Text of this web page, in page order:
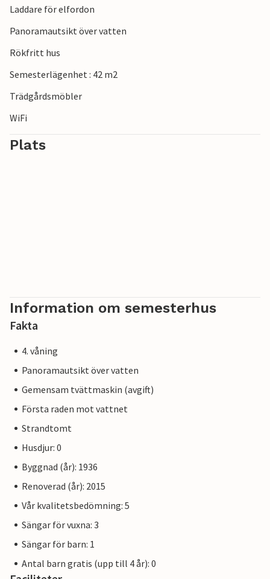
vidsträckta utsikten över Östersjön och andas in den friska
havsluften. Utnyttja de välutvecklade cykel- och
Jasmund National Park med sina berömda kritklippor.
Laddare för elfordon
Panoramautsikt över vatten
Rökfritt hus
Semesterlägenhet : 42 m2
Trädgårdsmöbler
WiFi
Plats
Information om semesterhus
Fakta
4. våning
Panoramautsikt över vatten
Gemensam tvättmaskin (avgift)
Första raden mot vattnet
Strandtomt
Husdjur: 0
Byggnad (år): 1936
Renoverad (år): 2015
Vår kvalitetsbedömning: 5
Sängar för vuxna: 3
Sängar för barn: 1
Antal barn gratis (upp till 4 år): 0